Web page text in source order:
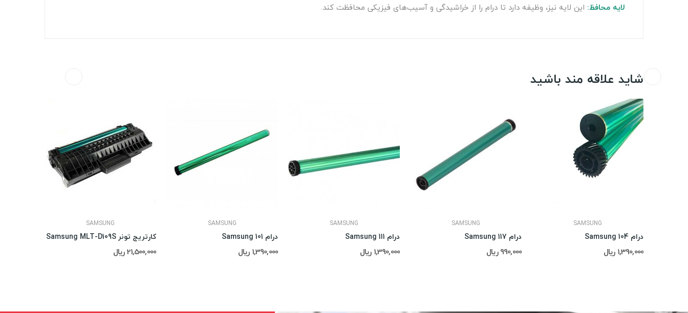
لایه محافظ: این لایه نیز، وظیفه دارد تا درام را از خراشیدگی و آسیب‌های فیزیکی محافظت کند.
شاید علاقه مند باشید
SAMSUNG
کارتریج تونر Samsung MLT-D109S
21,500,000 ریال
SAMSUNG
درام Samsung 101
1,390,000 ریال
SAMSUNG
درام Samsung 111
1,390,000 ریال
SAMSUNG
درام Samsung 117
990,000 ریال
SAMSUNG
درام Samsung 104
1,390,000 ریال